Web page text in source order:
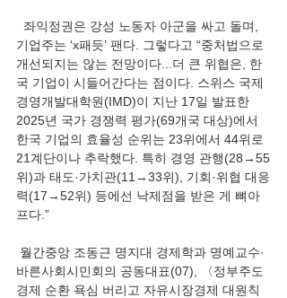
좌익정권은 강성 노동자 아군을 싸고 돌며,
기업주는 ‘x패듯’ 팬다. 그렇다고 “중처법으로
개선되지는 않는 전망이다...더 큰 위협은, 한
국 기업이 시들어간다는 점이다. 스위스 국제
경영개발대학원(IMD)이 지난 17일 발표한
2025년 국가 경쟁력 평가(69개국 대상)에서
한국 기업의 효율성 순위는 23위에서 44위로
21계단이나 추락했다. 특히 경영 관행(28→55
위)과 태도·가치관(11→33위), 기회·위협 대응
력(17→52위) 등에선 낙제점을 받은 게 뼈아
프다.”
월간중앙 조동근 명지대 경제학과 명예교수·
바른사회시민회의 공동대표(07), 〈정부주도
경제 순환 욕심 버리고 자유시장경제 대원칙